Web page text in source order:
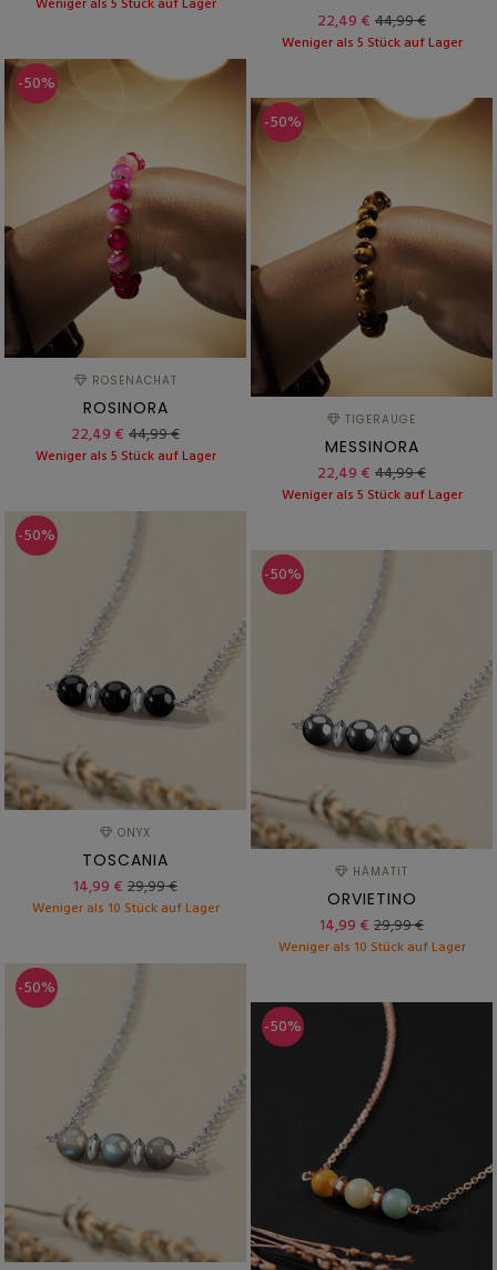
22,49 € 44,99 €
Weniger als 5 Stück auf Lager
-50%
ROSENACHAT
ROSINORA
22,49 € 44,99 €
Weniger als 5 Stück auf Lager
-50%
TIGERAUGE
MESSINORA
22,49 € 44,99 €
Weniger als 5 Stück auf Lager
-50%
ONYX
TOSCANIA
14,99 € 29,99 €
Weniger als 10 Stück auf Lager
-50%
HÄMATIT
ORVIETINO
14,99 € 29,99 €
Weniger als 10 Stück auf Lager
-50%
-50%